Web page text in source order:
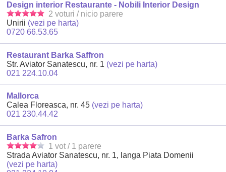
Design interior Restaurante - Nobili Interior Design
2 voturi / nicio parere
Unirii (vezi pe harta)
0720 66.53.65
Restaurant Barka Saffron
Str. Aviator Sanatescu, nr. 1 (vezi pe harta)
021 224.10.04
Mallorca
Calea Floreasca, nr. 45 (vezi pe harta)
021 230.44.42
Barka Safron
1 vot / 1 parere
Strada Aviator Sanatescu, nr. 1, langa Piata Domenii
(vezi pe harta)